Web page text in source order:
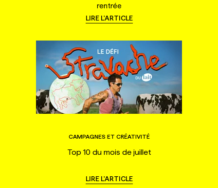
rentrée
LIRE L'ARTICLE
CAMPAGNES ET CRÉATIVITÉ
Top 10 du mois de juillet
LIRE L'ARTICLE